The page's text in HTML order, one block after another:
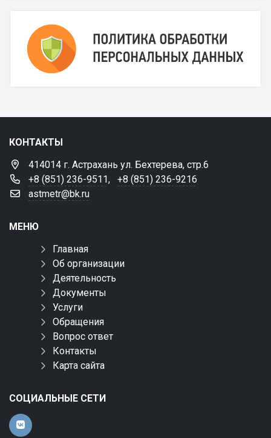
КОНТАКТЫ
414014 г. Астрахань ул. Бехтерева, стр.6
+8 (851) 236-9511,
+8 (851) 236-9216
astmetr@bk.ru
МЕНЮ
Главная
Об организации
Деятельность
Документы
Услуги
Обращения
Вопрос ответ
Контакты
Карта сайта
СОЦИАЛЬНЫЕ СЕТИ